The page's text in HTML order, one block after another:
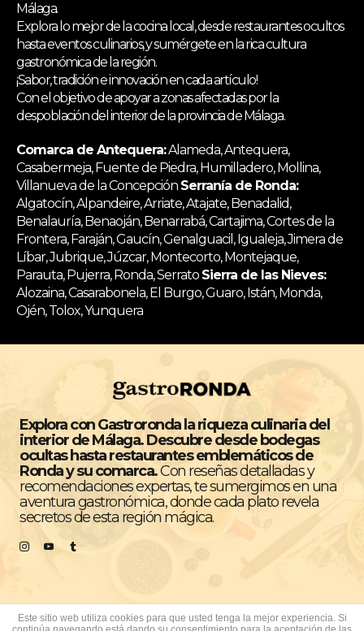
Málaga.
Explora lo mejor de la cocina local, desde restaurantes ocultos
hasta eventos culinarios, y sumérgete en la rica cultura
gastronómica de la región.
¡Sabor, tradición e innovación en cada artículo!
Con el objetivo de apoyar a zonas afectadas por la
despoblación del interior de la provincia de Málaga.
Comarca de Antequera:Alameda, Antequera,
Casabermeja, Fuente de Piedra, Humilladero, Mollina,
Villanueva de la Concepción Serranía de Ronda:
Algatocín, Alpandeire, Arriate, Atajate, Benadalid,
Benalauría, Benaoján, Benarrabá, Cartajima, Cortes de la
Frontera, Faraján, Gaucín, Genalguacil, Igualeja, Jimera de
Líbar, Jubrique, Júzcar, Montecorto, Montejaque,
Parauta, Pujerra, Ronda, Serrato Sierra de las Nieves:
Alozaina, Casarabonela, El Burgo, Guaro, Istán, Monda,
Ojén, Tolox, Yunquera
Explora con Gastroronda la riqueza culinaria del
interior de Málaga. Descubre desde bodegas
ocultas hasta restaurantes emblemáticos de
Ronda y su comarca.Con reseñas detalladas y
recomendaciones expertas, te sumergimos en una
aventura gastronómica, donde cada plato revela
secretos de esta región mágica.
Este sitio web utiliza cookies para que usted tenga la mejor experiencia. Si